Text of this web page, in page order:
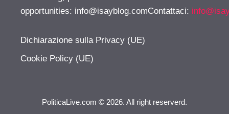
opportunities: info@isayblog.comContattaci:
Dichiarazione sulla Privacy (UE)
Cookie Policy (UE)
PoliticaLive.com © 2026. All right reserverd.